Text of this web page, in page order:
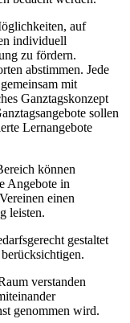
auf
individuell
zu fördern.
abstimmen. Jede
mit
Ganztagskonzept
sollen
Lernangebote
können
Angebote in
einen
leisten.
gestaltet
verstanden
genommen wird.